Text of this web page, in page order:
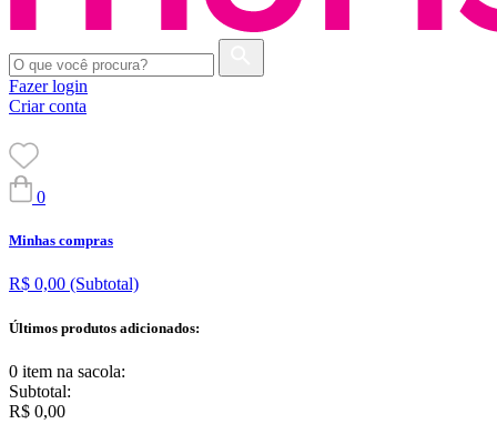
Fazer login
Criar conta
0
Minhas compras
R$ 0,00 (Subtotal)
Últimos produtos adicionados:
0 item na sacola:
Subtotal:
R$ 0,00